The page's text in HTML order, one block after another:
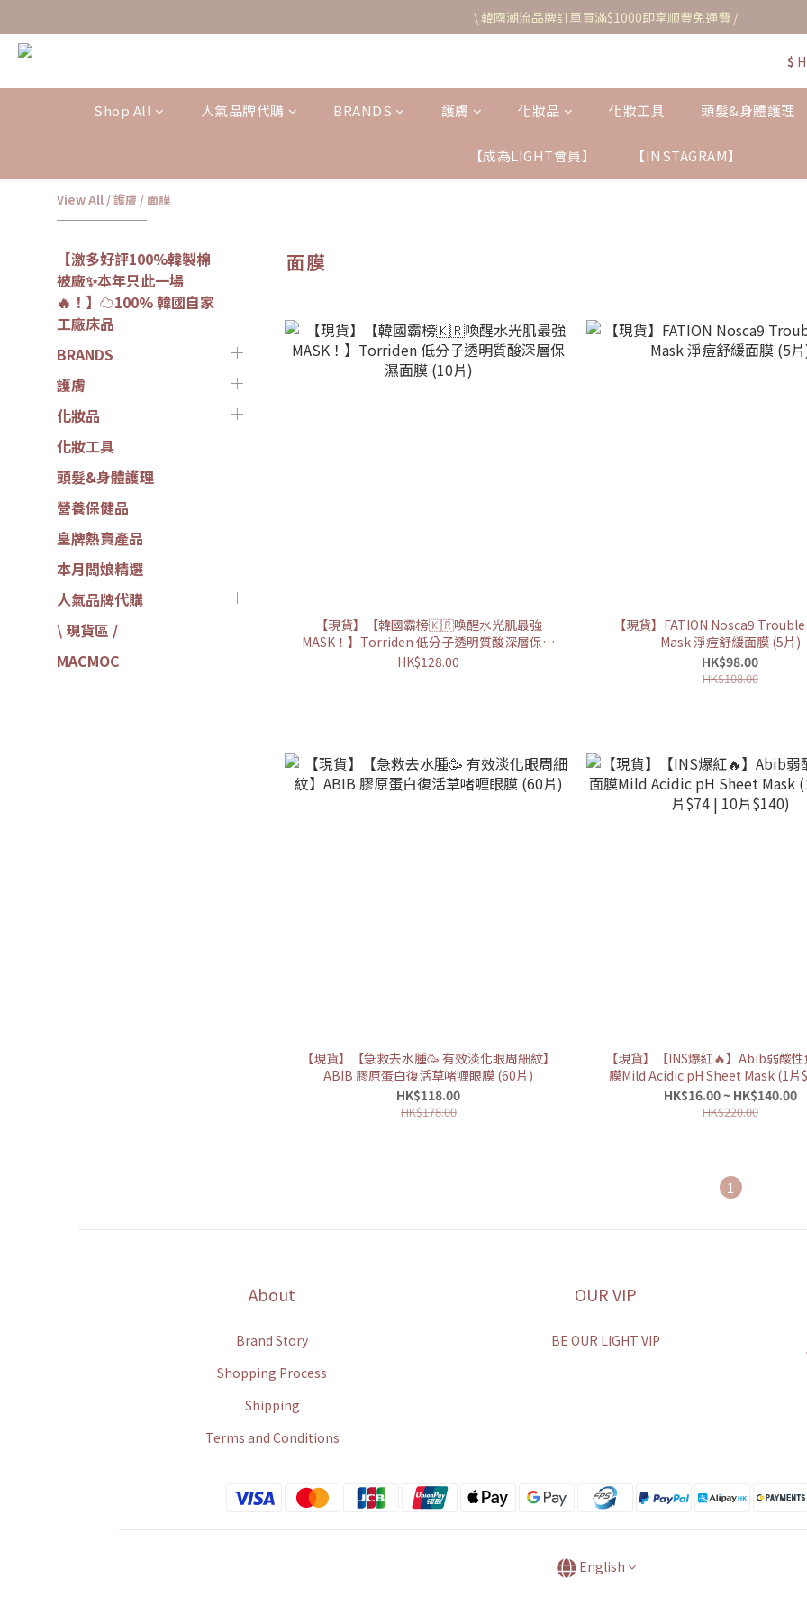
\ 韓國潮流品牌訂單買滿$1000即享順豐免運費 /
$
Shop All 人氣品牌代購 BRANDS 護膚 化妝品 化妝工具 頭髮&身體護理
【成為LIGHT會員】 【INSTAGRAM】
View All /護膚 /面膜
【激多好評100%韓製棉
被廠✨本年只此一場
🔥！】☁️100% 韓國自家
工廠床品
BRANDS
護膚
化妝品
化妝工具
頭髮&身體護理
營養保健品
皇牌熱賣產品
本月闆娘精選
人氣品牌代購
\ 現貨區 /
MACMOC
面膜
【現貨】【韓國霸榜🇰🇷喚醒水光肌最強
MASK！】Torriden 低分子透明質酸深層保濕
面膜 (10片)
HK$128.00
【現貨】FATION Nosca9
Mask 淨痘舒緩面膜 (5片)
HK$98.00
HK$108.00
【現貨】【急救去水腫🥳 有效淡化眼周細紋】
ABIB 膠原蛋白復活草啫喱眼膜 (60片)
HK$118.00
HK$178.00
【現貨】【INS爆紅🔥】Abib弱酸
膜Mild Acidic pH Sheet Mask (1片
$74 | 10片$140)
HK$16.00 ~ HK$140.00
HK$220.00
1
About
Brand Story
Shopping Process
Shipping
Terms and Conditions
OUR VIP
BE OUR LIGHT VIP
English